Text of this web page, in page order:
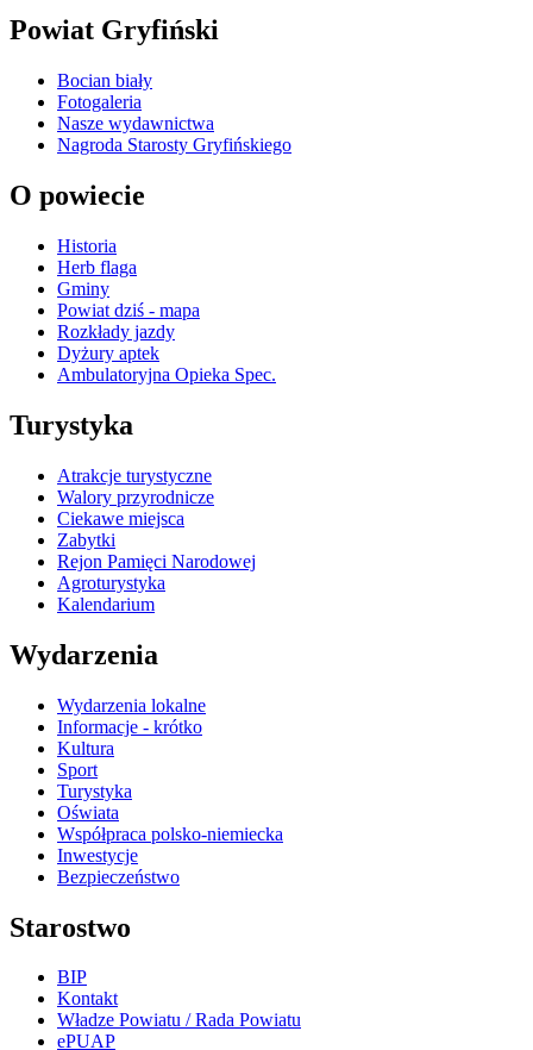
Powiat Gryfiński
Bocian biały
Fotogaleria
Nasze wydawnictwa
Nagroda Starosty Gryfińskiego
O powiecie
Historia
Herb flaga
Gminy
Powiat dziś - mapa
Rozkłady jazdy
Dyżury aptek
Ambulatoryjna Opieka Spec.
Turystyka
Atrakcje turystyczne
Walory przyrodnicze
Ciekawe miejsca
Zabytki
Rejon Pamięci Narodowej
Agroturystyka
Kalendarium
Wydarzenia
Wydarzenia lokalne
Informacje - krótko
Kultura
Sport
Turystyka
Oświata
Współpraca polsko-niemiecka
Inwestycje
Bezpieczeństwo
Starostwo
BIP
Kontakt
Władze Powiatu / Rada Powiatu
ePUAP